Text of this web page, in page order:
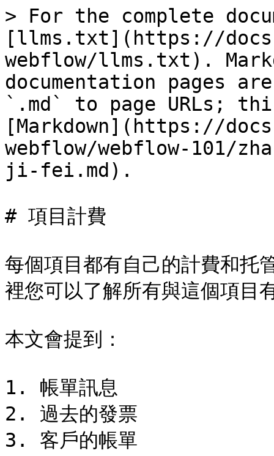
> For the complete
[llms.txt](https://
webflow/llms.txt).
documentation pages
`.md` to page URLs;
[Markdown](https://
webflow/webflow-101/
ji-fei.md).
# 項目計費
每個項目都有自己的計費和托
裡您可以了解所有與這個項目
本文會提到：
1. 帳單訊息
2. 過去的發票
3. 客戶的帳單